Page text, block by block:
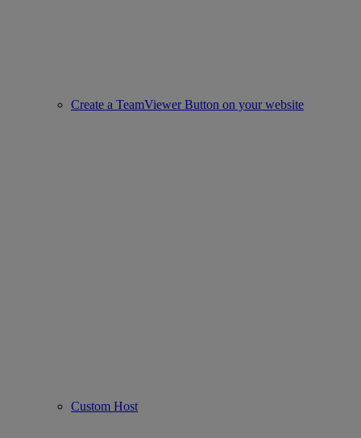
Create a TeamViewer Button on your website
Custom Host